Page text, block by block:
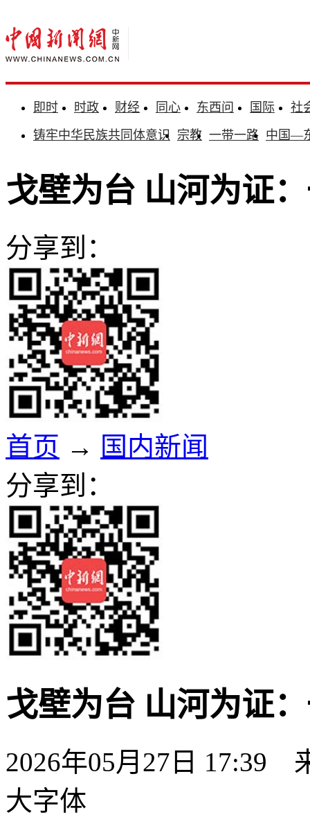
即时 时政 财经 同心 东西问 国际
社
铸牢中华民族共同体意识 宗教 一带一路 中国—
戈壁为台 山河为证
分享到：
首页 → 国内新闻
分享到：
戈壁为台 山河为证
2026年05月27日 17:39
大字体